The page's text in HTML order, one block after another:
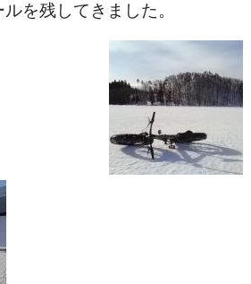
を残してきました。